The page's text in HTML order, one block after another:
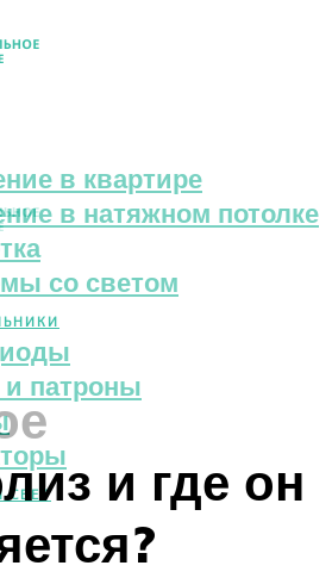
в квартире
в натяжном потолке
со светом
патроны
СВЕТ
и где он